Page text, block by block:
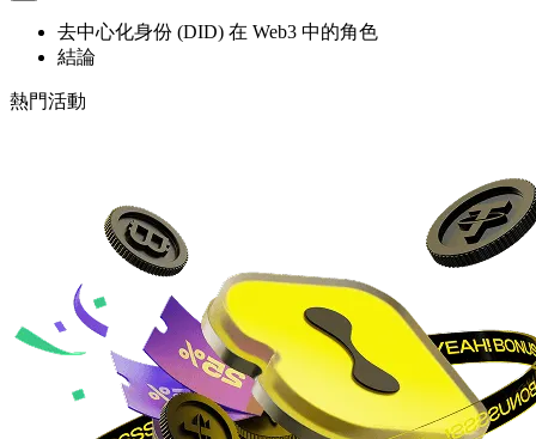
去中心化身份 (DID) 在 Web3 中的角色
結論
熱門活動